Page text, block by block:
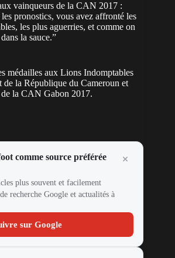
vainqueurs de la CAN 2017 :
pronostics, vous avez affronté les
les plus aguerries, et comme on
la sauce.”
médailles aux Lions Indomptables
de la République du Cameroun et
la CAN Gabon 2017.
comme source préférée
plus souvent et facilement
recherche Google et actualités à
sur Google